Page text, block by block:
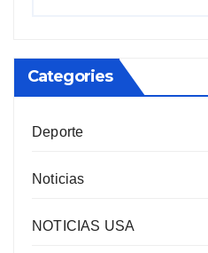
Categories
Deporte
Noticias
NOTICIAS USA